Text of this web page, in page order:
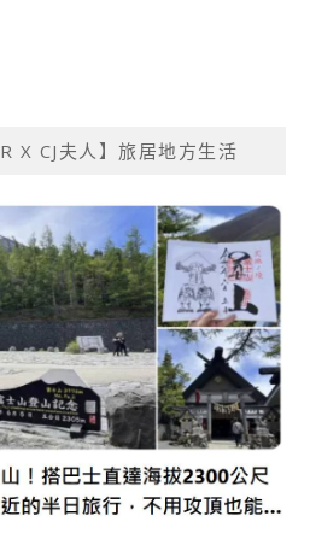
X CJ夫人】旅居地方生活